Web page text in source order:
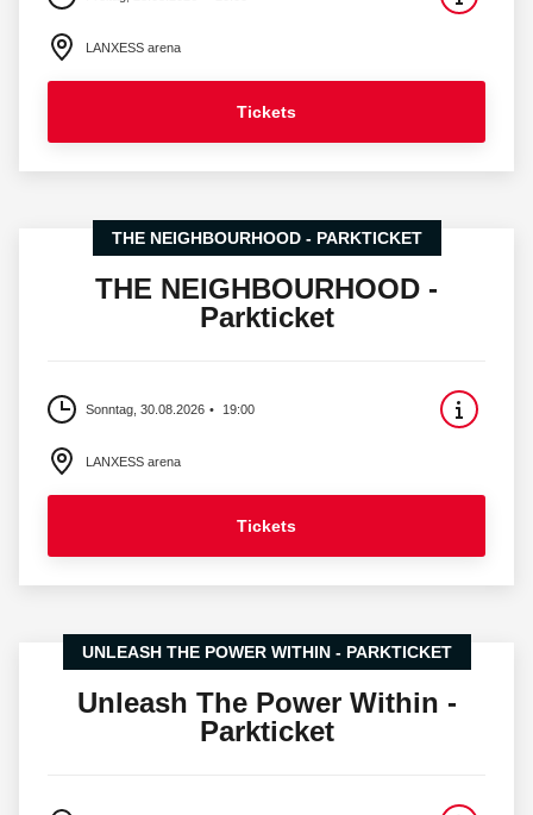
LANXESS arena
Tickets
THE NEIGHBOURHOOD - PARKTICKET
THE NEIGHBOURHOOD -
Parkticket
Sonntag, 30.08.2026 19:00
LANXESS arena
Tickets
UNLEASH THE POWER WITHIN - PARKTICKET
Unleash The Power Within -
Parkticket